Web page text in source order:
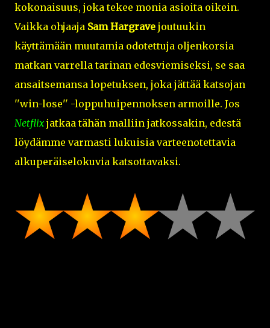
kokonaisuus, joka tekee monia asioita oikein.
Vaikka ohjaaja Sam Hargrave joutuukin
käyttämään muutamia odotettuja oljenkorsia
matkan varrella tarinan edesviemiseksi, se saa
ansaitsemansa lopetuksen, joka jättää katsojan
''win-lose'' -loppuhuipennoksen armoille. Jos
Netflix jatkaa tähän malliin jatkossakin, edestä
löydämme varmasti lukuisia varteenotettavia
alkuperäiselokuvia katsottavaksi.